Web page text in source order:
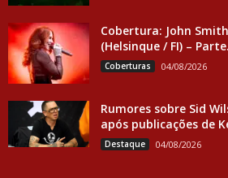
Cobertura: John
(Helsinque / FI) –
Coberturas 04/08/2026
Rumores sobre Sid
após publicações de
Destaque 04/08/2026